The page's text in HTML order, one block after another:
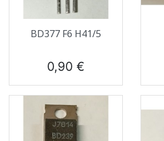
BD377 F6 H41/5
Prix
0,90 €